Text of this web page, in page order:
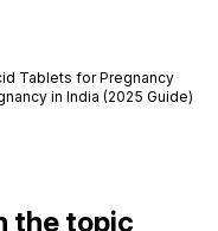
Tablets for Pregnancy
in India (2025 Guide)
the topic